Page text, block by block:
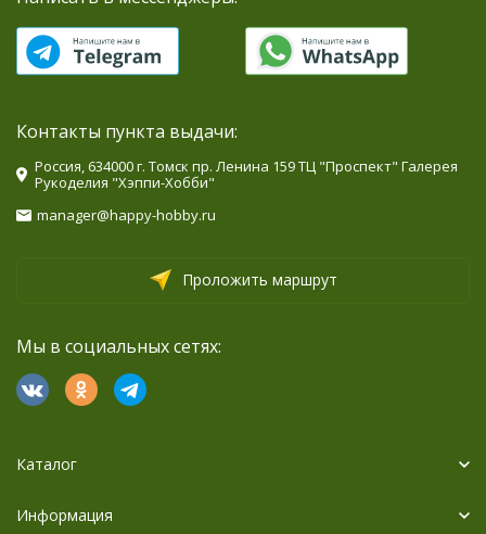
Контакты пункта выдачи:
Россия, 634000 г. Томск пр. Ленина 159 ТЦ "Проспект" Галерея
Рукоделия "Хэппи-Хобби"
manager@happy-hobby.ru
Проложить маршрут
Мы в социальных сетях:
Каталог
Информация